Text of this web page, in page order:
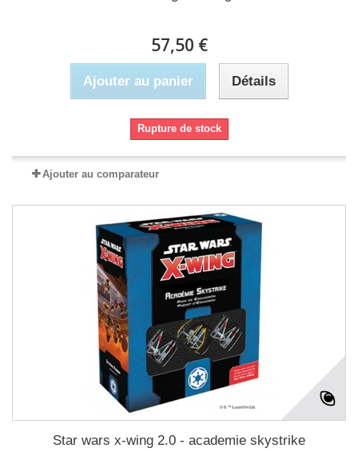
57,50 €
Ajouter au panier Détails
Rupture de stock
Ajouter au comparateur
Star wars x-wing 2.0 - academie skystrike